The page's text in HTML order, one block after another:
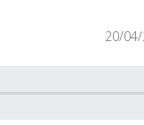
20/